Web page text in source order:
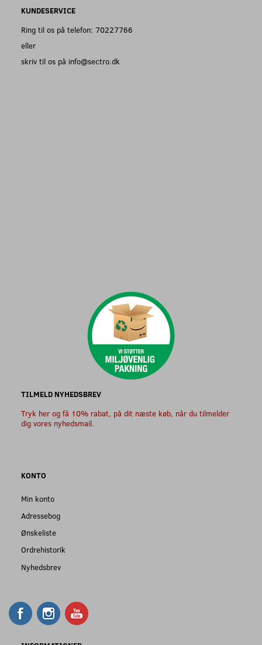
KUNDESERVICE
Ring til os på telefon: 70227766
eller
skriv til os på info@sectro.dk
TILMELD NYHEDSBREV
Tryk her og få 10% rabat, på dit næste køb, når du tilmelder
dig vores nyhedsmail.
KONTO
Min konto
Adressebog
Ønskeliste
Ordrehistorik
Nyhedsbrev